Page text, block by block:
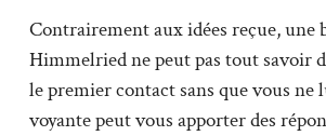
Contrairement aux idées reçue, une
Himmelried ne peut pas tout savoir
le premier contact sans que vous ne
voyante peut vous apporter des